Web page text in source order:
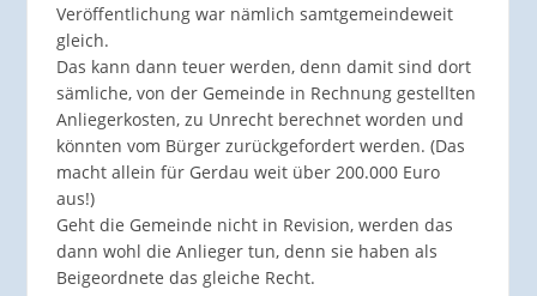
Veröffentlichung war nämlich samtgemeindeweit
gleich.
Das kann dann teuer werden, denn damit sind dort
sämliche, von der Gemeinde in Rechnung gestellten
Anliegerkosten, zu Unrecht berechnet worden und
könnten vom Bürger zurückgefordert werden. (Das
macht allein für Gerdau weit über 200.000 Euro
aus!)
Geht die Gemeinde nicht in Revision, werden das
dann wohl die Anlieger tun, denn sie haben als
Beigeordnete das gleiche Recht.